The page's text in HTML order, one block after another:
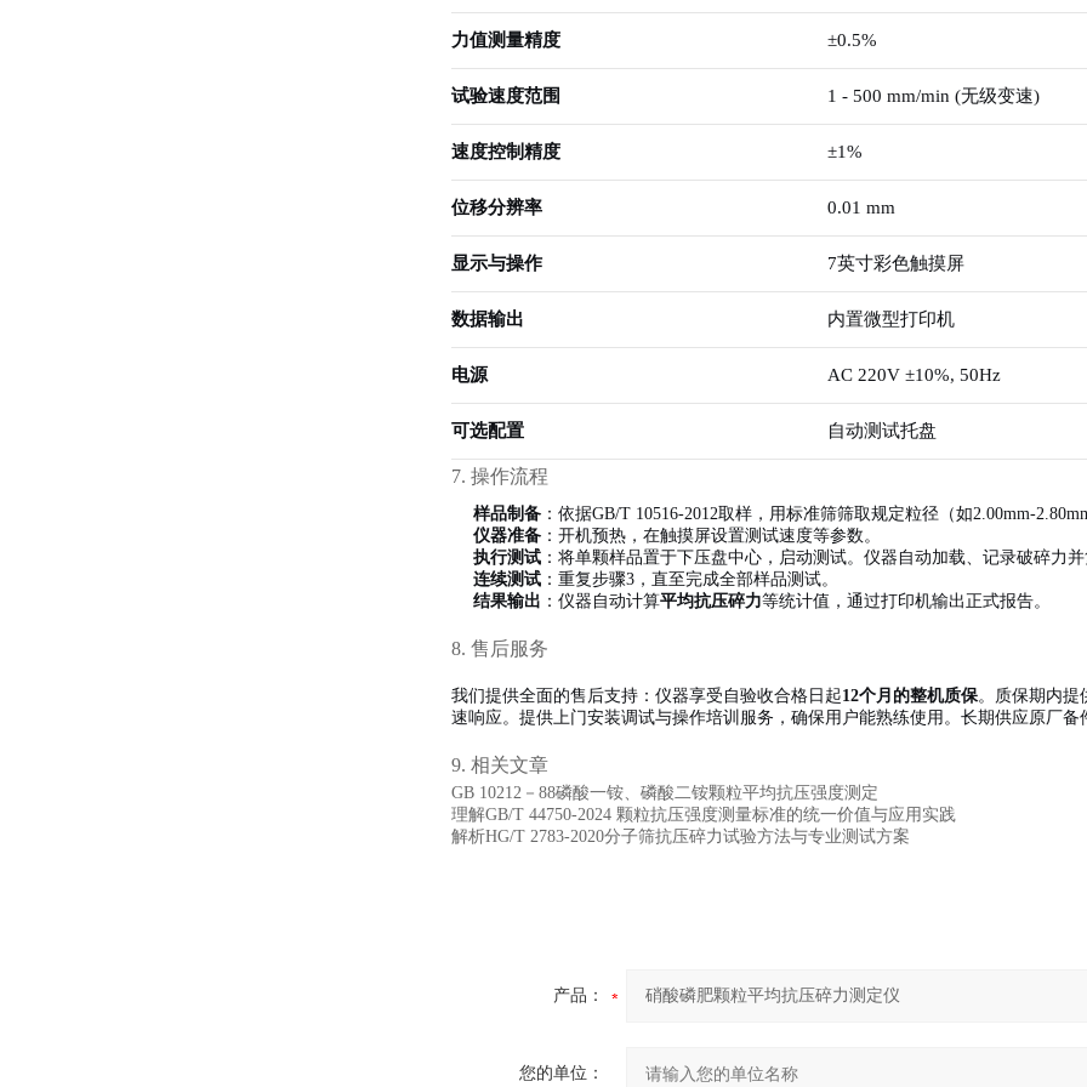
力值测量精度 ±0.5%
试验速度范围 1 - 500 mm/min (无级变速)
速度控制精度 ±1%
位移分辨率 0.01 mm
显示与操作 7英寸彩色触摸屏
数据输出 内置微型打印机
电源 AC 220V ±10%, 50Hz
可选配置 自动测试托盘
7. 操作流程
样品制备 ：依据GB/T 10516-2012取样，用标准筛筛取规定粒径（如2.00mm-
仪器准备 ：开机预热，在触摸屏设置测试速度等参数。
执行测试 ：将单颗样品置于下压盘中心，启动测试。仪器自动加载、记录破碎力并
连续测试 ：重复步骤3，直至完成全部样品测试。
结果输出 ：仪器自动计算平均抗压碎力等统计值，通过打印机输出正式报告。
8. 售后服务
我们提供全面的售后支持：仪器享受自验收合格日起12个月的整机质保。质保期内提
速响应。提供上门安装调试与操作培训服务，确保用户能熟练使用。长期供应原厂备
9. 相关文章
GB 10212－88磷酸一铵、磷酸二铵颗粒平均抗压强度测定
理解GB/T 44750-2024 颗粒抗压强度测量标准的统一价值与应用实践
解析HG/T 2783-2020分子筛抗压碎力试验方法与专业测试方案
产品：
您的单位：